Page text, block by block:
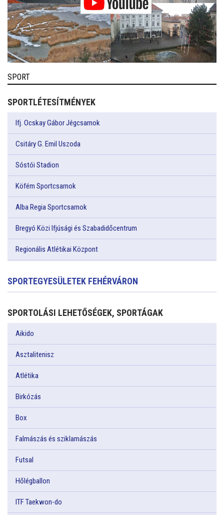
SPORT
SPORTLÉTESÍTMÉNYEK
Ifj. Ocskay Gábor Jégcsarnok
Csitáry G. Emil Uszoda
Sóstói Stadion
Köfém Sportcsarnok
Alba Regia Sportcsarnok
Bregyó Közi Ifjúsági és Szabadidőcentrum
Regionális Atlétikai Központ
SPORTEGYESÜLETEK FEHÉRVÁRON
SPORTOLÁSI LEHETŐSÉGEK, SPORTÁGAK
Aikido
Asztalitenisz
Atlétika
Birkózás
Box
Falmászás és sziklamászás
Futsal
Hőlégballon
ITF Taekwon-do